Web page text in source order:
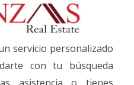
servicio personalizado
con tu búsqueda